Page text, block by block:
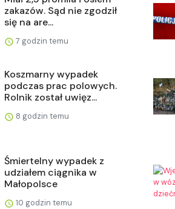
zakazów. Sąd nie zgodził
się na are...
7 godzin temu
Koszmarny wypadek
podczas prac polowych.
Rolnik został uwięz...
8 godzin temu
Śmiertelny wypadek z
udziałem ciągnika w
Małopolsce
10 godzin temu